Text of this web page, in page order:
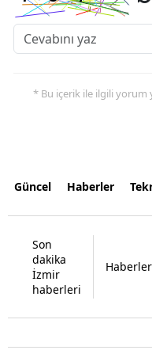
* Bu içerik ile ilgili yorum
Güncel Haberler
Son
dakika
İzmir
haberleri
Haberler